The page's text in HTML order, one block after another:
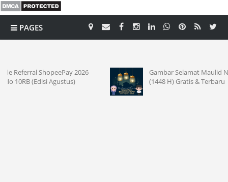
PAGES
Gambar Selamat Maulid Nabi 2026
(1448 H) Gratis & Terbaru